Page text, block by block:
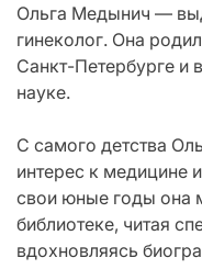
Ольга Медынич —
гинеколог. Она
Санкт-Петербурге и
науке.
С самого детства
интерес к медицине
свои юные годы она
библиотеке, читая
вдохновляясь